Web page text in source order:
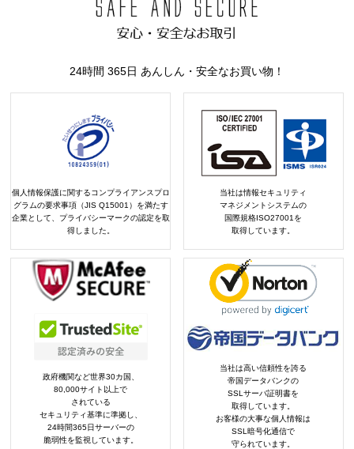
24時間 365日 あんしん・安全なお買い物！
個人情報保護に関するコンプライアンスプロ
グラムの要求事項（JIS Q15001）を満たす
企業として、プライバシーマークの認定を取
得しました。
当社は情報セキュリティ
マネジメントシステムの
国際規格ISO27001を
取得しています。
政府機関など世界30カ国、
80,000サイト以上で
されている
セキュリティ基準に準拠し、
24時間365日サーバーの
脆弱性を監視しています。
当社は高い信頼性を誇る
帝国データバンクの
SSLサーバ証明書を
取得しています。
お客様の大事な個人情報は
SSL暗号化通信で
守られています。